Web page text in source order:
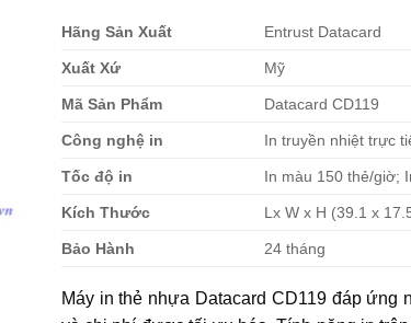
Hãng Sản Xuất Entrust Datacard
Xuất Xứ Mỹ
Mã Sản Phẩm Datacard CD119
Công nghệ in In truyền nhiệt trực
Tốc độ in In màu 150 thẻ/giờ;
Kích Thước Lx W x H (39.1 x
Bảo Hành 24 tháng
Máy in thẻ nhựa Datacard CD119 đáp